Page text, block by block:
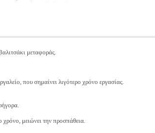
μεταφοράς.
που σημαίνει λιγότερο χρόνο εργασίας.
μειώνει την προσπάθεια.